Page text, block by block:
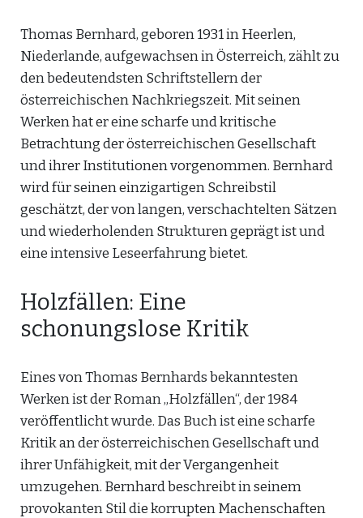
Thomas Bernhard, geboren 1931 in Heerlen,
Niederlande, aufgewachsen in Österreich, zählt zu
den bedeutendsten Schriftstellern der
österreichischen Nachkriegszeit. Mit seinen
Werken hat er eine scharfe und kritische
Betrachtung der österreichischen Gesellschaft
und ihrer Institutionen vorgenommen. Bernhard
wird für seinen einzigartigen Schreibstil
geschätzt, der von langen, verschachtelten Sätzen
und wiederholenden Strukturen geprägt ist und
eine intensive Leseerfahrung bietet.
Holzfällen: Eine
schonungslose Kritik
Eines von Thomas Bernhards bekanntesten
Werken ist der Roman „Holzfällen“, der 1984
veröffentlicht wurde. Das Buch ist eine scharfe
Kritik an der österreichischen Gesellschaft und
ihrer Unfähigkeit, mit der Vergangenheit
umzugehen. Bernhard beschreibt in seinem
provokanten Stil die korrupten Machenschaften